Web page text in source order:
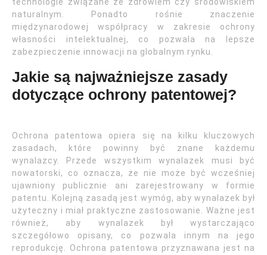
naturalnym. Ponadto rośnie znaczenie
międzynarodowej współpracy w zakresie ochrony
własności intelektualnej, co pozwala na lepsze
zabezpieczenie innowacji na globalnym rynku.
Jakie są najważniejsze zasady
dotyczące ochrony patentowej?
Ochrona patentowa opiera się na kilku kluczowych
zasadach, które powinny być znane każdemu
wynalazcy. Przede wszystkim wynalazek musi być
nowatorski, co oznacza, że nie może być wcześniej
ujawniony publicznie ani zarejestrowany w formie
patentu. Kolejną zasadą jest wymóg, aby wynalazek był
użyteczny i miał praktyczne zastosowanie. Ważne jest
również, aby wynalazek był wystarczająco
szczegółowo opisany, co pozwala innym na jego
reprodukcję. Ochrona patentowa przyznawana jest na